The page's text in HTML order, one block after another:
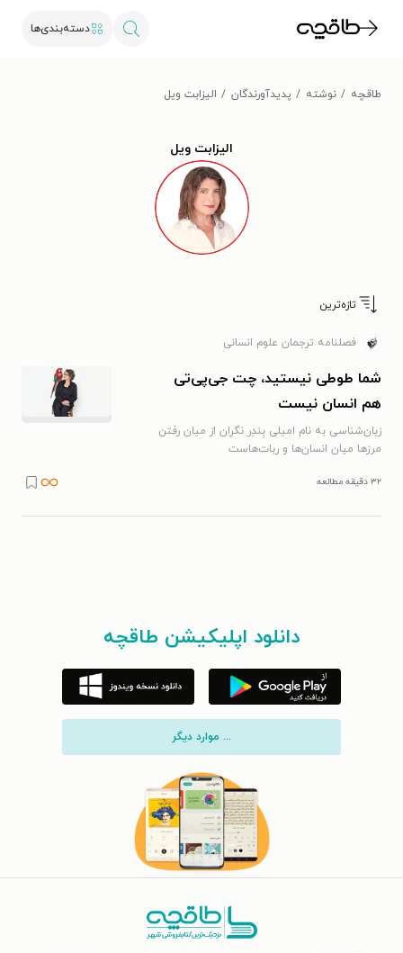
دسته‌بندی‌ها
طاقچه نوشته پدیدآورندگان الیزابت ویل
الیزابت ویل
تازه‌ترین
فصلنامه ترجمان علوم انسانی
شما طوطی نیستید، چت‌ جی‌پی‌تی
هم انسان نیست
زبان‌شناسی به نام امیلی بِندِر نگران از میان رفتن
مرزها میان انسان‌ها و ربات‌هاست
۳۲ دقیقه مطالعه
دانلود اپلیکیشن طاقچه
... موارد دیگر